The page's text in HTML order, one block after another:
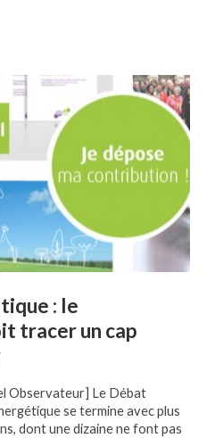
: le
tracer un cap
Observateur] Le Débat
se termine avec plus
dont une dizaine ne font pas